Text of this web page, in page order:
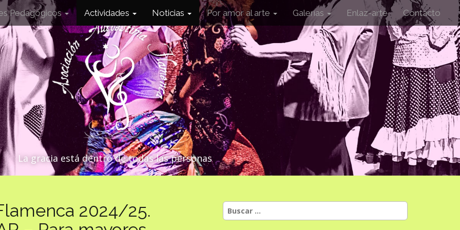
Pedagógicos Actividades Noticias Por amor al arte Galerías Enlaz-arte Contacto
La gracia está dentro de todas las personas
2024/25.
Buscar: